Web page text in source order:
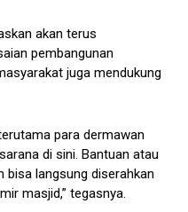
akan terus
pembangunan
juga mendukung
para dermawan
di sini. Bantuan atau
bisa langsung diserahkan
masjid,” tegasnya.